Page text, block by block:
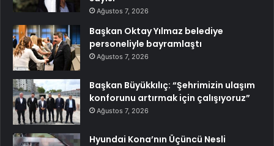
Ağustos 7, 2026
Başkan Oktay Yılmaz belediye
personeliyle bayramlaştı
Ağustos 7, 2026
Başkan Büyükkılıç: “Şehrimizin ulaşım
konforunu artırmak için çalışıyoruz”
Ağustos 7, 2026
Hyundai Kona’nın Üçüncü Nesli